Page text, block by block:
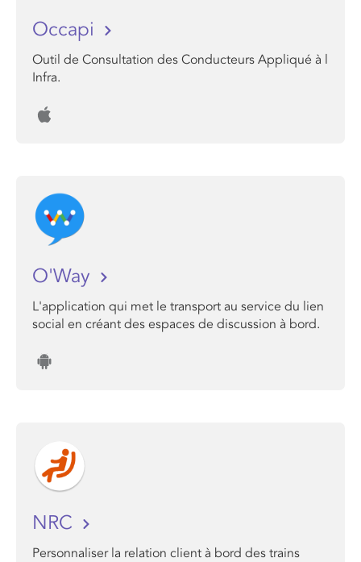
Occapi
Outil de Consultation des Conducteurs Appliqué à l
Infra.
O'Way
L'application qui met le transport au service du lien
social en créant des espaces de discussion à bord.
NRC
Personnaliser la relation client à bord des trains